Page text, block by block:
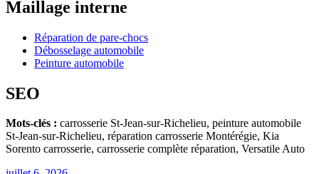
Maillage interne
Réparation de pare-chocs
Débosselage automobile
Peinture automobile
SEO
Mots-clés : carrosserie St-Jean-sur-Richelieu, peinture automobile
St-Jean-sur-Richelieu, réparation carrosserie Montérégie, Kia
Sorento carrosserie, carrosserie complète réparation, Versatile Auto